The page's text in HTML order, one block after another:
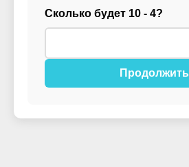
Сколько будет 10 - 4?
Продолжить